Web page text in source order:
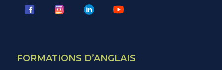
FORMATIONS D’ANGLAIS